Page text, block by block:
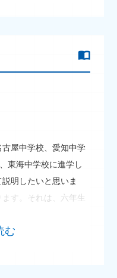
屋中学校、愛知中学
東海中学校に進学し
明したいと思いま
す。それは、六年生